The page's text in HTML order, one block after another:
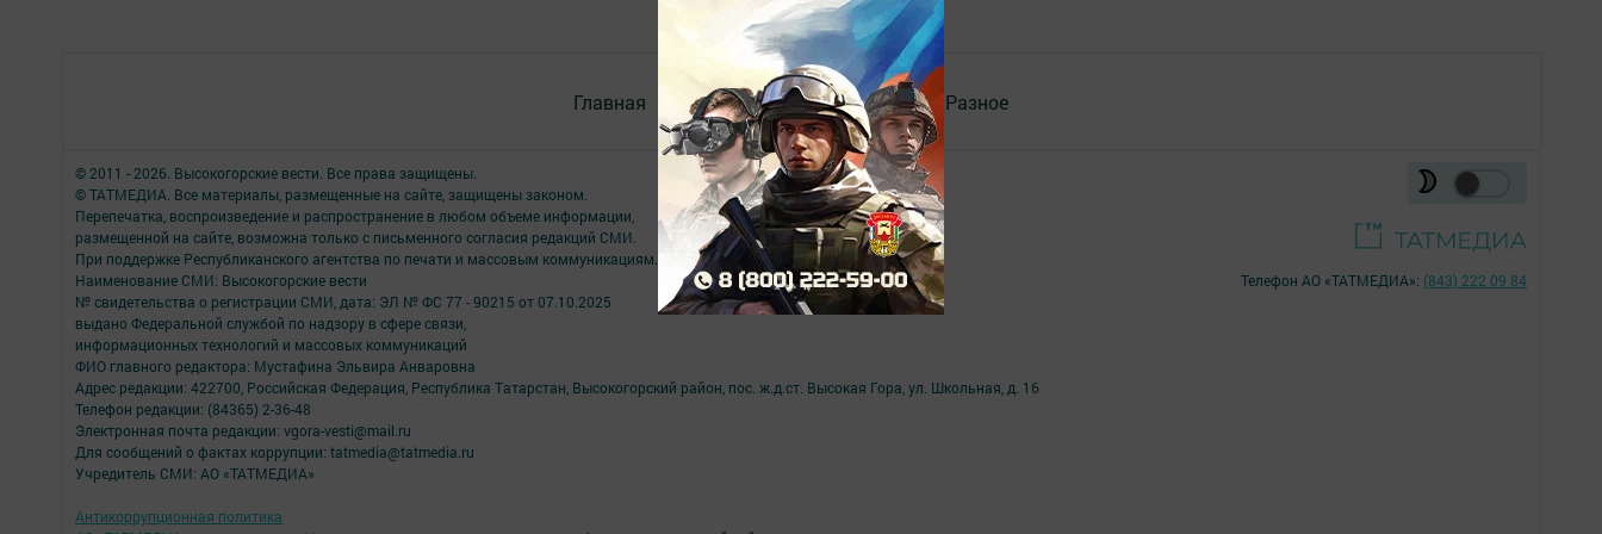
Главная Контакты Документы Разное
© 2011 - 2026. Высокогорские вести. Все права защищены.
© ТАТМЕДИА. Все материалы, размещенные на сайте, защищены законом.
Перепечатка, воспроизведение и распространение в любом объеме информации,
размещенной на сайте, возможна только с письменного согласия редакций СМИ.
При поддержке Республиканского агентства по печати и массовым коммуникациям.
Наименование СМИ: Высокогорские вести
№ свидетельства о регистрации СМИ, дата: ЭЛ № ФС 77 - 90215 от 07.10.2025
выдано Федеральной службой по надзору в сфере связи,
информационных технологий и массовых коммуникаций
ФИО главного редактора: Мустафина Эльвира Анваровна
Адрес редакции: 422700, Российская Федерация, Республика Татарстан, Высокогорский район, пос. ж.д.ст. Высокая Гора, ул. Школьная, д. 16
Телефон редакции: (84365) 2-36-48
Электронная почта редакции: vgora-vesti@mail.ru
Для сообщений о фактах коррупции: tatmedia@tatmedia.ru
Учредитель СМИ: АО «ТАТМЕДИА»
Антикоррупционная политика
Телефон АО «ТАТМЕДИА»: (843) 222 09 84